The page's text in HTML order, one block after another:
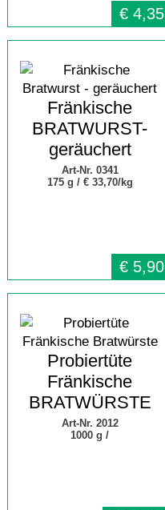
€ 4,35
Fränkische
BRATWURST-
geräuchert
Art-Nr. 0341
175 g / € 33,70/kg
€ 5,90
Probiertüte
Fränkische
BRATWÜRSTE
Art-Nr. 2012
1000 g /